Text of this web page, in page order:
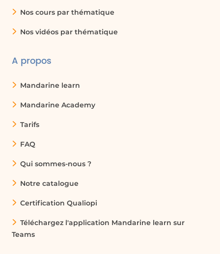
Nos cours par thématique
Nos vidéos par thématique
A propos
Mandarine learn
Mandarine Academy
Tarifs
FAQ
Qui sommes-nous ?
Notre catalogue
Certification Qualiopi
Téléchargez l'application Mandarine learn sur
Teams